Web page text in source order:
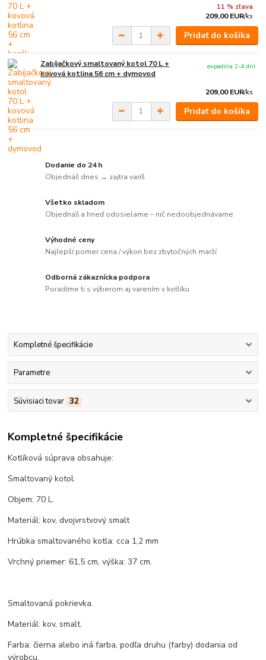
11 % zľava
209,00 EUR/ks
Pridať do košíka
Zabíjačkový smaltovaný kotol 70 L +
kovová kotlina 56 cm + dymovod
209,00 EUR/ks
expedícia 2-4 dní
Pridať do košíka
Dodanie do 24 h
Objednáš dnes → zajtra varíš
Všetko skladom
Objednáš a hneď odosielame – nič nedoobjednávame
Výhodné ceny
Najlepší pomer cena / výkon bez zbytočných marží
Odborná zákaznícka podpora
Poradíme ti s výberom aj varením v kotlíku
Kompletné špecifikácie
Parametre
Súvisiaci tovar 32
Kompletné špecifikácie
Kotlíková súprava obsahuje:
Smaltovaný kotol.
Objem: 70 L.
Materiál: kov, dvojvrstvový smalt
Hrúbka smaltovaného kotla: cca 1,2 mm
Vrchný priemer: 61,5 cm, výška: 37 cm.
Smaltovaná pokrievka.
Materiál: kov, smalt.
Farba: čierna alebo iná farba, podľa druhu (farby) dodania od
výrobcu.